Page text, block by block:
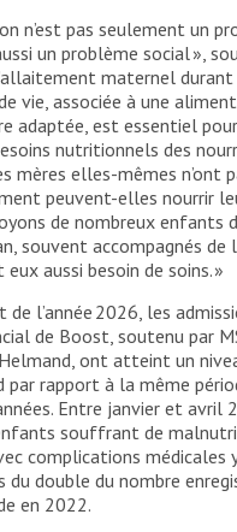
n’est pas seulement un
un problème social »,
maternel
vie, associée à une
adaptée, est essentiel pour
nutritionnels des
mères elles-mêmes n’ont
peuvent-elles nourrir
de nombreux enfants
souvent accompagnés de
aussi besoin de soins. »
de l’année 2026, les
de Boost, soutenu par
ont atteint un
par rapport à la même
Entre janvier et avril
souffrant de
complications médicales
du double du nombre
en 2022.